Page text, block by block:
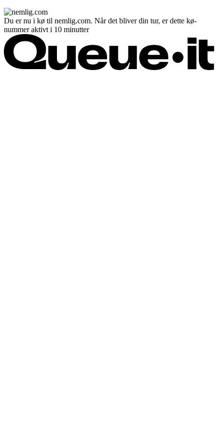
Du er nu i kø til nemlig.com. Når det bliver din tur, er dette kø-
nummer aktivt i 10 minutter